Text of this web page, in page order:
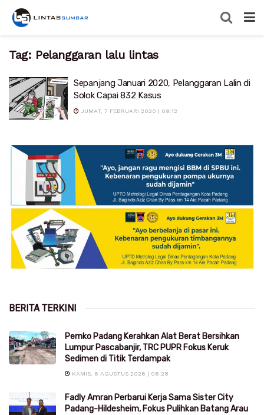
Tag: Pelanggaran lalu lintas
Sepanjang Januari 2020, Pelanggaran Lalin di
Solok Capai 832 Kasus
JUMAT, 7 FEBRUARI 2020 | 09:12
BERITA TERKINI
Pemko Padang Kerahkan Alat Berat Bersihkan
Lumpur Pascabanjir, TRC PUPR Fokus Keruk
Sedimen di Titik Terdampak
KAMIS, 6 AGUSTUS 2026 | 06:28
Fadly Amran Perbarui Kerja Sama Sister City
Padang-Hildesheim, Fokus Pulihkan Batang Arau